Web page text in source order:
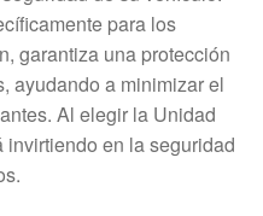
para los
garantiza una protección
ayudando a minimizar el
Al elegir la Unidad
en la seguridad